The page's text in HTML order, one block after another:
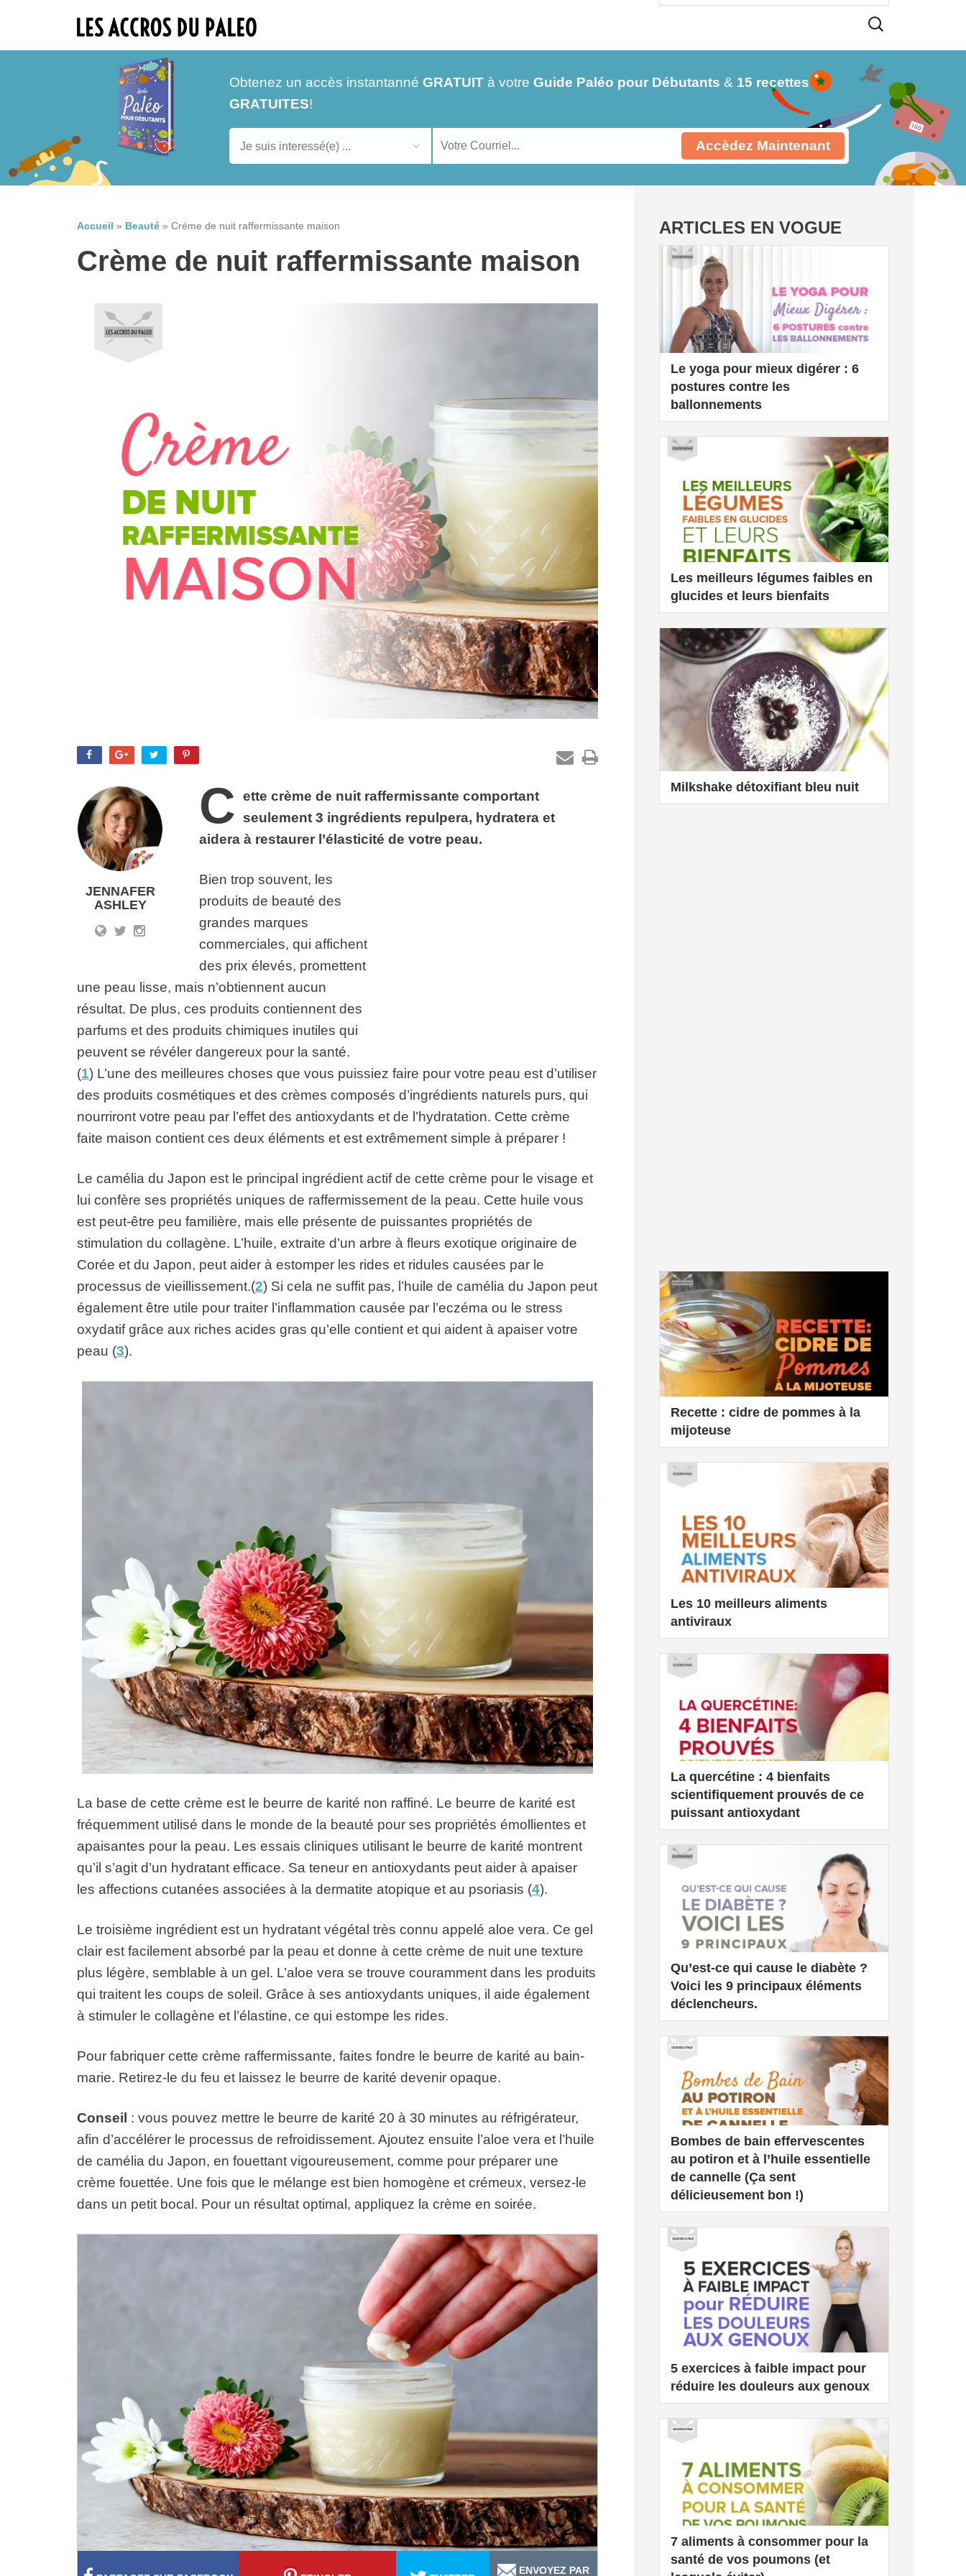
Obtenez un accès instantannéGRATUIT à votreGuide Paléo pour Débutants & 15 recettes
GRATUITES!
Accèdez Maintenant
Accueil » Beauté » Crème de nuit raffermissante maison
Crème de nuit raffermissante maison
JENNAFER
ASHLEY
C ette crème de nuit raffermissante comportant
seulement 3 ingrédients repulpera, hydratera et
aidera à restaurer l’élasticité de votre peau.
Bien trop souvent, les
produits de beauté des
grandes marques
commerciales, qui affichent
des prix élevés, promettent
une peau lisse, mais n’obtiennent aucun
résultat. De plus, ces produits contiennent des
parfums et des produits chimiques inutiles qui
peuvent se révéler dangereux pour la santé.
(1) L’une des meilleures choses que vous puissiez faire pour votre peau est d’utiliser
des produits cosmétiques et des crèmes composés d’ingrédients naturels purs, qui
nourriront votre peau par l’effet des antioxydants et de l’hydratation. Cette crème
faite maison contient ces deux éléments et est extrêmement simple à préparer !
Le camélia du Japon est le principal ingrédient actif de cette crème pour le visage et
lui confère ses propriétés uniques de raffermissement de la peau. Cette huile vous
est peut-être peu familière, mais elle présente de puissantes propriétés de
stimulation du collagène. L’huile, extraite d’un arbre à fleurs exotique originaire de
Corée et du Japon, peut aider à estomper les rides et ridules causées par le
processus de vieillissement.(2) Si cela ne suffit pas, l’huile de camélia du Japon peut
également être utile pour traiter l’inflammation causée par l’eczéma ou le stress
oxydatif grâce aux riches acides gras qu’elle contient et qui aident à apaiser votre
peau (3).
La base de cette crème est le beurre de karité non raffiné. Le beurre de karité est
fréquemment utilisé dans le monde de la beauté pour ses propriétés émollientes et
apaisantes pour la peau. Les essais cliniques utilisant le beurre de karité montrent
qu’il s’agit d’un hydratant efficace. Sa teneur en antioxydants peut aider à apaiser
les affections cutanées associées à la dermatite atopique et au psoriasis (4).
Le troisième ingrédient est un hydratant végétal très connu appelé aloe vera. Ce gel
clair est facilement absorbé par la peau et donne à cette crème de nuit une texture
plus légère, semblable à un gel. L’aloe vera se trouve couramment dans les produits
qui traitent les coups de soleil. Grâce à ses antioxydants uniques, il aide également
à stimuler le collagène et l’élastine, ce qui estompe les rides.
Pour fabriquer cette crème raffermissante, faites fondre le beurre de karité au bain-
marie. Retirez-le du feu et laissez le beurre de karité devenir opaque.
Conseil : vous pouvez mettre le beurre de karité 20 à 30 minutes au réfrigérateur,
afin d’accélérer le processus de refroidissement. Ajoutez ensuite l’aloe vera et l’huile
de camélia du Japon, en fouettant vigoureusement, comme pour préparer une
crème fouettée. Une fois que le mélange est bien homogène et crémeux, versez-le
dans un petit bocal. Pour un résultat optimal, appliquez la crème en soirée.
ENVOYEZ PAR
ARTICLES EN VOGUE
Le yoga pour mieux digérer : 6
postures contre les
ballonnements
Les meilleurs légumes faibles en
glucides et leurs bienfaits
Milkshake détoxifiant bleu nuit
Recette : cidre de pommes à la
mijoteuse
Les 10 meilleurs aliments
antiviraux
La quercétine : 4 bienfaits
scientifiquement prouvés de ce
puissant antioxydant
Qu’est-ce qui cause le diabète ?
Voici les 9 principaux éléments
déclencheurs.
Bombes de bain effervescentes
au potiron et à l’huile essentielle
de cannelle (Ça sent
délicieusement bon !)
5 exercices à faible impact pour
réduire les douleurs aux genoux
7 aliments à consommer pour la
santé de vos poumons (et